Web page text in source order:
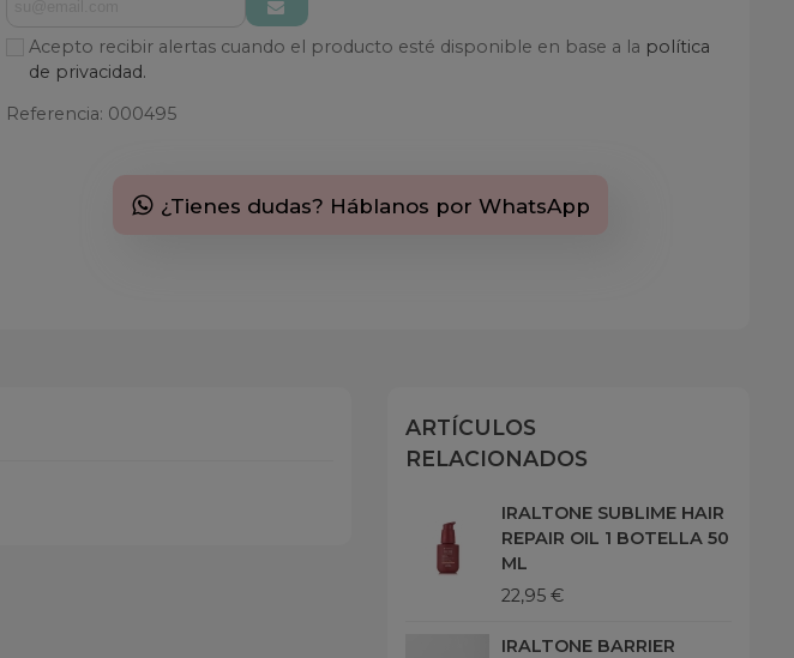
Acepto recibir alertas cuando el producto esté disponible en base a la política
de privacidad.
Referencia: 000495
¿Tienes dudas? Háblanos por WhatsApp
ARTÍCULOS
RELACIONADOS
IRALTONE SUBLIME HAIR
REPAIR OIL 1 BOTELLA 50
ML
22,95 €
IRALTONE BARRIER